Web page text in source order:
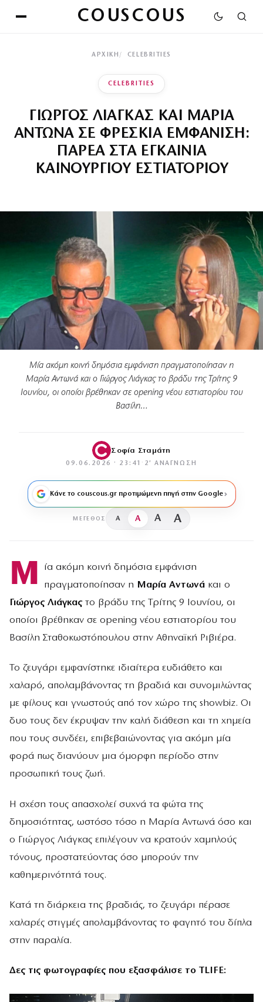
COUSCOUS
ΑΡΧΙΚΉ CELEBRITIES
CELEBRITIES
ΓΙΩΡΓΟΣ ΛΙΑΓΚΑΣ ΚΑΙ ΜΑΡΙΑ
ΑΝΤΩΝΑ ΣΕ ΦΡΕΣΚΙΑ ΕΜΦΑΝΙΣΗ:
ΠΑΡΕΑ ΣΤΑ ΕΓΚΑΙΝΙΑ
ΚΑΙΝΟΥΡΓΙΟΥ ΕΣΤΙΑΤΟΡΙΟΥ
Μία ακόμη κοινή δημόσια εμφάνιση πραγματοποίησαν η
Μαρία Αντωνά και ο Γιώργος Λιάγκας το βράδυ της Τρίτης 9
Ιουνίου, οι οποίοι βρέθηκαν σε opening νέου εστιατορίου του
Βασίλη…
Σοφία Σταμάτη
09.06.2026 · 23:41 · 2′ ΑΝΆΓΝΩΣΗ
Κάνε το couscous.gr προτιμώμενη πηγή στην Google
ΜΈΓΕΘΟΣ A A A A
Μ
ία ακόμη κοινή δημόσια εμφάνιση
πραγματοποίησαν η Μαρία Αντωνάκαι ο
Γιώργος Λιάγκαςτο βράδυ της Τρίτης 9 Ιουνίου, οι
οποίοι βρέθηκαν σε opening νέου εστιατορίου του
Βασίλη Σταθοκωστόπουλου στην Αθηναϊκή Ριβιέρα.
Το ζευγάρι εμφανίστηκε ιδιαίτερα ευδιάθετο και
χαλαρό, απολαμβάνοντας τη βραδιά και συνομιλώντας
με φίλους και γνωστούς από τον χώρο της showbiz. Οι
δυο τους δεν έκρυψαν την καλή διάθεση και τη χημεία
που τους συνδέει, επιβεβαιώνοντας για ακόμη μία
φορά πως διανύουν μια όμορφη περίοδο στην
προσωπική τους ζωή.
Η σχέση τους απασχολεί συχνά τα φώτα της
δημοσιότητας, ωστόσο τόσο η Μαρία Αντωνά όσο και
ο Γιώργος Λιάγκας επιλέγουν να κρατούν χαμηλούς
τόνους, προστατεύοντας όσο μπορούν την
καθημερινότητά τους.
Κατά τη διάρκεια της βραδιάς, το ζευγάρι πέρασε
χαλαρές στιγμές απολαμβάνοντας το φαγητό του δίπλα
στην παραλία.
Δες τις φωτογραφίες που εξασφάλισε το TLIFE: